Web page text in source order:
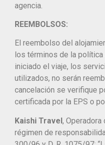
agencia.
REEMBOLSOS:
El reembolso del
los términos de la
iniciado el viaje, los
utilizados, no serán
cancelación se verifique
certificada por la EPS o
Kaishi Travel, Operadora
régimen de